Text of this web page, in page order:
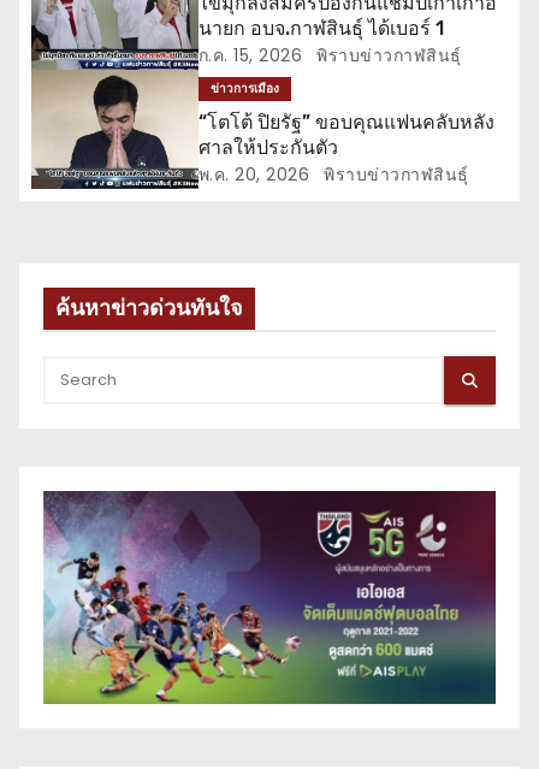
ง
นายก อบจ.กาฬสินธุ์ ได้เบอร์ 1
ก.ค. 15, 2026 พิราบข่าวกาฬสินธุ์
ข่าวการเมือง
“โตโต้ ปิยรัฐ” ขอบคุณแฟนคลับหลัง
ศาลให้ประกันตัว
พ.ค. 20, 2026 พิราบข่าวกาฬสินธุ์
ค้นหาข่าวด่วนทันใจ